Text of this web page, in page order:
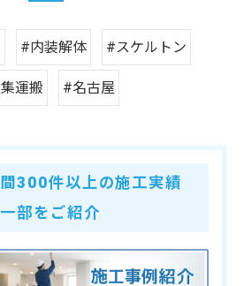
#内装解体 #スケルトン
運搬 #名古屋
300件以上の施工実績
部をご紹介